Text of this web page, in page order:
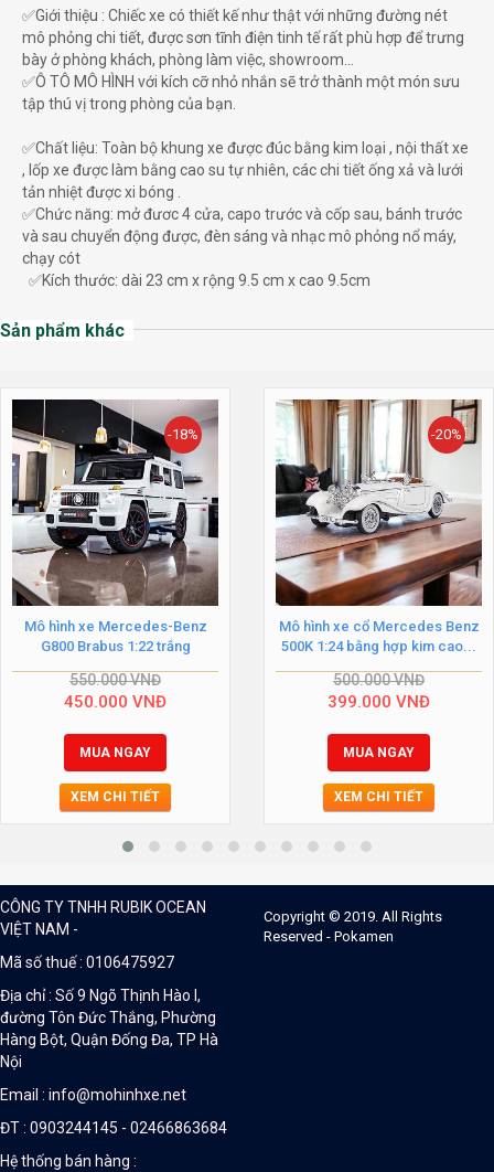
✅Giới thiệu : Chiếc xe có thiết kế như thật với những đường nét
mô phỏng chi tiết, được sơn tĩnh điện tinh tế rất phù hợp để trưng
bày ở phòng khách, phòng làm việc, showroom...
✅Ô TÔ MÔ HÌNH với kích cỡ nhỏ nhắn sẽ trở thành một món sưu
tập thú vị trong phòng của bạn.
✅Chất liệu: Toàn bộ khung xe được đúc bằng kim loại , nội thất xe
, lốp xe được làm bằng cao su tự nhiên, các chi tiết ống xả và lưới
tản nhiệt được xi bóng .
✅Chức năng: mở đươc 4 cửa, capo trước và cốp sau, bánh trước
và sau chuyển động được, đèn sáng và nhạc mô phỏng nổ máy,
chạy cót
✅Kích thước: dài 23 cm x rộng 9.5 cm x cao 9.5cm
Sản phẩm khác
-18%
Mô hình xe Mercedes-Benz
G800 Brabus 1:22 trắng
550.000VNĐ
450.000 VNĐ
MUA NGAY
XEM CHI TIẾT
-20%
Mô hình xe cổ Mercedes Benz
500K 1:24 bằng hợp kim cao...
500.000VNĐ
399.000 VNĐ
MUA NGAY
XEM CHI TIẾT
CÔNG TY TNHH RUBIK OCEAN
VIỆT NAM -
Mã số thuế : 0106475927
Địa chỉ : Số 9 Ngõ Thịnh Hào I,
đường Tôn Đức Thắng, Phường
Hàng Bột, Quận Đống Đa, TP Hà
Nội
Email : info@mohinhxe.net
ĐT : 0903244145 - 02466863684
Hệ thống bán hàng :
Copyright © 2019. All Rights
Reserved - Pokamen